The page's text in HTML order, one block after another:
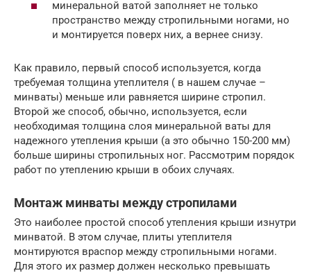
минеральной ватой заполняет не только
пространство между стропильными ногами, но
и монтируется поверх них, а вернее снизу.
Как правило, первый способ используется, когда
требуемая толщина утеплителя ( в нашем случае –
минваты) меньше или равняется ширине стропил.
Второй же способ, обычно, используется, если
необходимая толщина слоя минеральной ваты для
надежного утепления крыши (а это обычно 150-200 мм)
больше ширины стропильных ног. Рассмотрим порядок
работ по утеплению крыши в обоих случаях.
Монтаж минваты между стропилами
Это наиболее простой способ утепления крыши изнутри
минватой. В этом случае, плиты утеплителя
монтируются враспор между стропильными ногами.
Для этого их размер должен несколько превышать